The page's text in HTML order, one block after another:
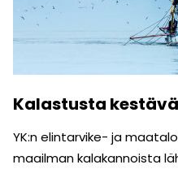
Kalastusta
YK:n elintarvike- ja
maailman kalakannoista